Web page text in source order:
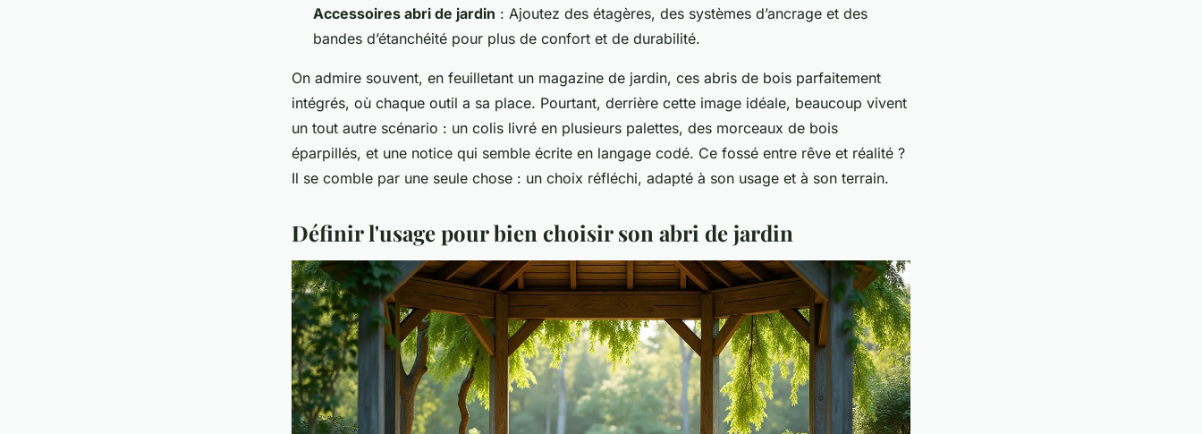
Accessoires abri de jardin : Ajoutez des étagères, des systèmes d’ancrage et des
bandes d’étanchéité pour plus de confort et de durabilité.
On admire souvent, en feuilletant un magazine de jardin, ces abris de bois parfaitement
intégrés, où chaque outil a sa place. Pourtant, derrière cette image idéale, beaucoup vivent
un tout autre scénario : un colis livré en plusieurs palettes, des morceaux de bois
éparpillés, et une notice qui semble écrite en langage codé. Ce fossé entre rêve et réalité ?
Il se comble par une seule chose : un choix réfléchi, adapté à son usage et à son terrain.
Définir l'usage pour bien choisir son abri de jardin